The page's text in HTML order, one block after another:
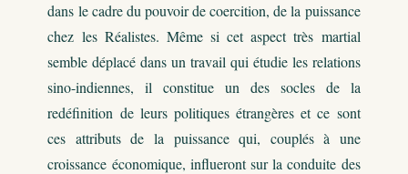
dans le cadre du pouvoir de coercition, de la puissance
chez les Réalistes. Même si cet aspect très martial
semble déplacé dans un travail qui étudie les relations
sino-indiennes, il constitue un des socles de la
redéfinition de leurs politiques étrangères et ce sont
ces attributs de la puissance qui, couplés à une
croissance économique, influeront sur la conduite des